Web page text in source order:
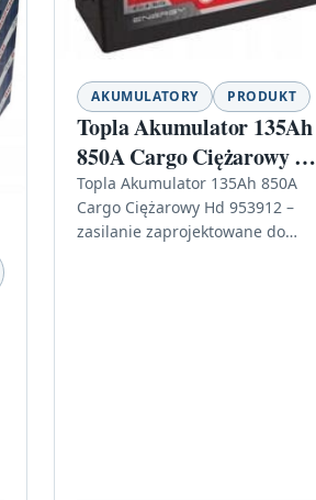
AKUMULATORY PRODUKT
Topla Akumulator 135Ah
850A Cargo Ciężarowy Hd
953912
Topla Akumulator 135Ah 850A
Cargo Ciężarowy Hd 953912 –
zasilanie zaprojektowane do